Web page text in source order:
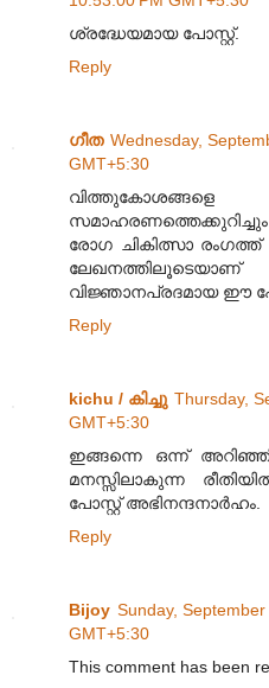
ശ്രദ്ധേയമായ പോസ്റ്റ്.
Reply
ഗീത Wednesday,
GMT+5:30
സമാഹരണത്തെക്കുറിച്ചും
രോഗ ചികിത്സാ
വിജ്ഞാനപ്രദമായ ഈ
Reply
kichu / കിച്ചു Thursday,
GMT+5:30
ഇങ്ങന്നെ ഒന്ന്
മനസ്സിലാകുന്ന
പോസ്റ്റ് അഭിനന്ദനാര്‍ഹം.
Reply
Bijoy Sunday,
GMT+5:30
This comment has been